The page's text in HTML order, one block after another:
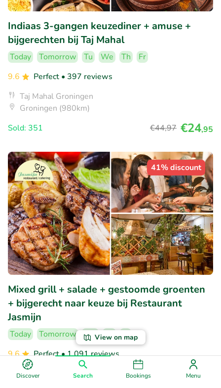
Discover Search Bookings Menu
View on map
Indiaas 3-gangen keuzediner + amuse +
bijgerechten bij Taj Mahal
Today Tomorrow Tu We Th
Fr
9.6
Perfect • 397 reviews
Taj Mahal Groningen
Groningen (980km)
Sold: 351
€44,97 €24,95
41% discount
Mixed grill + salade + gestoomde groenten
+ bijgerecht naar keuze bij Restaurant
Jasmijn
Today Tomorrow We Th
Fr
9.6
Perfect• 1.091 reviews
Restaurant Jasmijn